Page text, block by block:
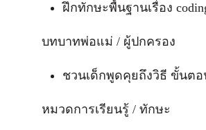
ฝึกทักษะพื้นฐานเรื่อง
บทบาทพ่อแม่ / ผู้ปกครอง
ชวนเด็กพูดคุยถึงวิธี ขั้นต
หมวดการเรียนรู้ / ทักษะ